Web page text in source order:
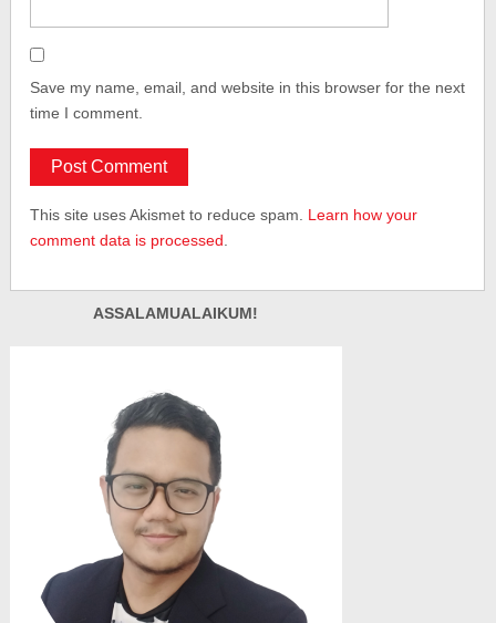
Save my name, email, and website in this browser for the next
time I comment.
This site uses Akismet to reduce spam. Learn how your
comment data is processed
ASSALAMUALAIKUM!